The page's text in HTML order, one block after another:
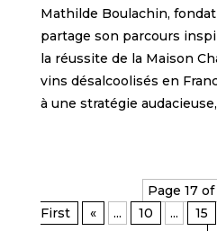
Mathilde Boulachin,
partage son parcours
la réussite de la Maison
vins désalcoolisés en
à une stratégie
Page 17 of
First
« ... 10 ... 15